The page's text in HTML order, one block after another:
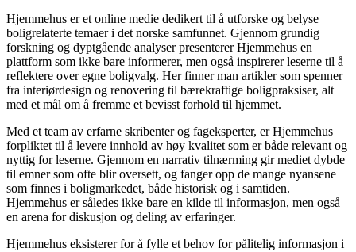
Hjemmehus er et online medie dedikert til å utforske og belyse
boligrelaterte temaer i det norske samfunnet. Gjennom grundig
forskning og dyptgående analyser presenterer Hjemmehus en
plattform som ikke bare informerer, men også inspirerer leserne til å
reflektere over egne boligvalg. Her finner man artikler som spenner
fra interiørdesign og renovering til bærekraftige boligpraksiser, alt
med et mål om å fremme et bevisst forhold til hjemmet.
Med et team av erfarne skribenter og fageksperter, er Hjemmehus
forpliktet til å levere innhold av høy kvalitet som er både relevant og
nyttig for leserne. Gjennom en narrativ tilnærming gir mediet dybde
til emner som ofte blir oversett, og fanger opp de mange nyansene
som finnes i boligmarkedet, både historisk og i samtiden.
Hjemmehus er således ikke bare en kilde til informasjon, men også
en arena for diskusjon og deling av erfaringer.
Hjemmehus eksisterer for å fylle et behov for pålitelig informasjon i